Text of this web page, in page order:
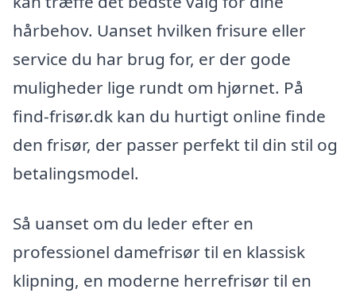
hårbehov. Uanset hvilken frisure eller
service du har brug for, er der gode
muligheder lige rundt om hjørnet. På
find-frisør.dk kan du hurtigt online finde
den frisør, der passer perfekt til din stil og
betalingsmodel.
Så uanset om du leder efter en
professionel damefrisør til en klassisk
klipning, en moderne herrefrisør til en